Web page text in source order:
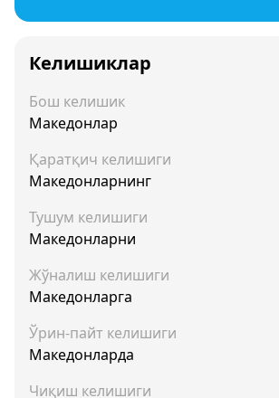
Келишиклар
Бош келишик
Македонлар
Қаратқич келишиги
Македонларнинг
Тушум келишиги
Македонларни
Жўналиш келишиги
Македонларга
Ўрин-пайт келишиги
Македонларда
Чиқиш келишиги